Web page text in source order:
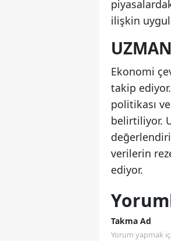
ilişkin
Ekonomi
takip
politikası
belirtiliyor.
verilerin
ediyor.
Takma Ad
Yorum yapmak